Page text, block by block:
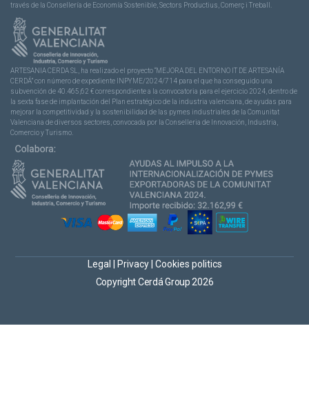
través de la Consellería de Economía Sostenible, Sectors Productius, Comerç i Treball.
ARTESANIA CERDA SL, ha realizado el proyecto “MEJORA DEL ENTORNO IT DE ARTESANÍA
CERDÁ” con número de expediente INPYME/2024/714 para el que ha conseguido una
subvención de 40.465,62 € correspondiente a la convocatoria para el ejercicio 2024, dentro de
la sexta fase de implantación del Plan estratégico de la industria valenciana, de ayudas para
mejorar la competitividad y la sostenibilidad de las pymes industriales de la Comunitat
Valenciana de diversos sectores, convocada por la Conselleria de Innovación, Industria,
Comercio y Turismo.
Copyright Cerdá Group 2026
Legal Privacy Cookies politics